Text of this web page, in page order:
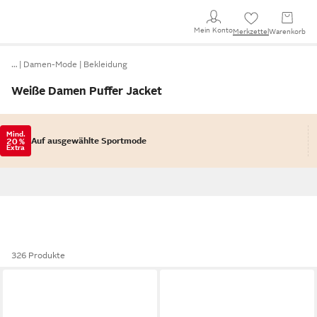
Mein KontoMerkzettel Warenkorb
… Damen-Mode Bekleidung
Weiße Damen Puffer Jacket
Mind.
20 %
Extra
Auf ausgewählte Sportmode
326 Produkte